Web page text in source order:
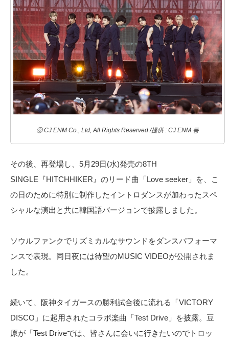
ⓒ CJ ENM Co., Ltd, All Rights Reserved /提供 : CJ ENM 등
その後、再登場し、5月29日(水)発売の8TH
SINGLE『HITCHHIKER』のリード曲「Love seeker」を、こ
の日のために特別に制作したイントロダンスが加わったスペ
シャルな演出と共に韓国語バージョンで披露しました。
ソウルファンクでリズミカルなサウンドをダンスパフォーマ
ンスで表現。同日夜には待望のMUSIC VIDEOが公開されま
した。
続いて、阪神タイガースの勝利試合後に流れる「VICTORY
DISCO」に起用されたコラボ楽曲「Test Drive」を披露。豆
原が「Test Driveでは、皆さんに会いに行きたいのでトロッ